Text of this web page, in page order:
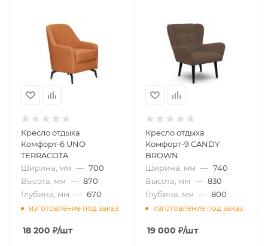
Кресло отдыха
Комфорт-6 UNO
TERRACOTA
Ширина, мм — 700
Высота, мм — 870
Глубина, мм — 670
изготовление под заказ
18 200 ₽/шт
Кресло отдыха
Комфорт-9 CANDY
BROWN
Ширина, мм — 740
Высота, мм — 830
Глубина, мм — 800
изготовление под заказ
19 000 ₽/шт